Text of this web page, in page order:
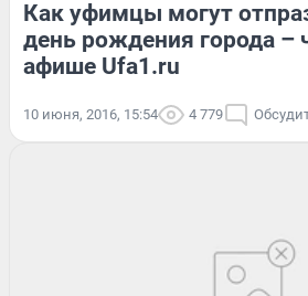
Как уфимцы могут
день рождения города –
афише Ufa1.ru
10 июня, 2016, 15:54 4 779